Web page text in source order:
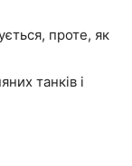
проте, як
танків і